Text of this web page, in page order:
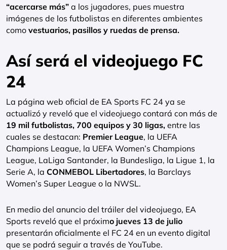
“acercarse más” a los jugadores, pues muestra
imágenes de los futbolistas en diferentes ambientes
como vestuarios, pasillos y ruedas de prensa.
Así será el videojuego FC
24
La página web oficial de EA Sports FC 24 ya se
actualizó y reveló que el videojuego contará con más de
19 mil futbolistas, 700 equipos y 30 ligas, entre las
cuales se destacan: Premier League, la UEFA
Champions League, la UEFA Women’s Champions
League, LaLiga Santander, la Bundesliga, la Ligue 1, la
Serie A, la CONMEBOL Libertadores, la Barclays
Women’s Super League o la NWSL.
En medio del anuncio del tráiler del videojuego, EA
Sports reveló que el próximo jueves 13 de julio
presentarán oficialmente el FC 24 en un evento digital
que se podrá seguir a través de YouTube.